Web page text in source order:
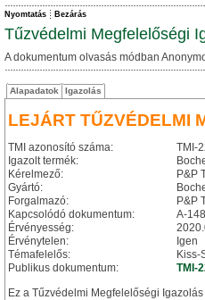
Nyomtatás Bezárás
Tűzvédelmi Megfelelőségi
A dokumentum olvasás módban
Alapadatok Igazolás
LEJÁRT TŰZVÉDELMI
TMI azonosító száma:
TMI-
Igazolt termék:
Kérelmező:
P&P
Gyártó:
Forgalmazó:
P&P
Kapcsolódó dokumentum:
A-
Érvényesség:
Érvénytelen:
Igen
Témafelelős:
Kiss-
Publikus dokumentum:
TMI-
Ez a Tűzvédelmi Megfelelőségi Igazolás